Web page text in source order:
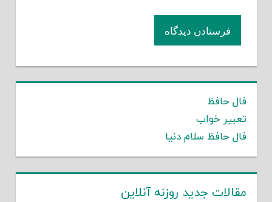
فال حافظ
تعبیر خواب
فال حافظ سلام دنیا
مقالات جدید روزنه آنلاین